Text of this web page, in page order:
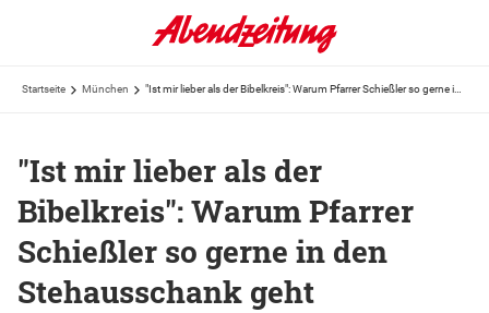
Startseite München
"Ist mir lieber als der
Bibelkreis": Warum Pfarrer
Schießler so gerne in den
Stehausschank geht